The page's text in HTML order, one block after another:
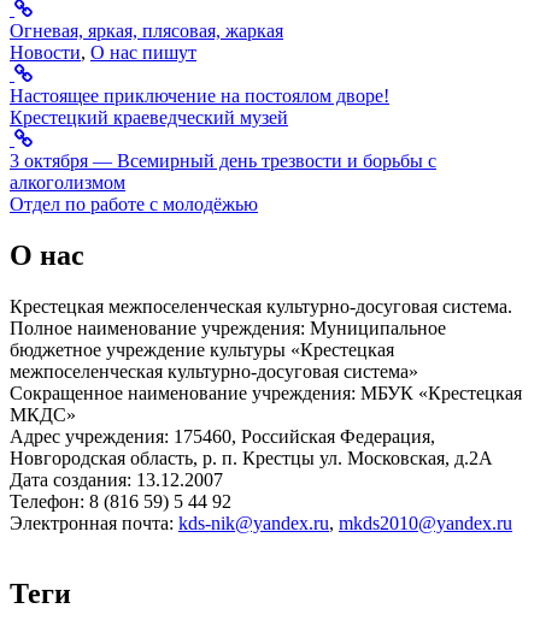
Огневая, яркая, плясовая, жаркая
Новости, О нас пишут
Настоящее приключение на постоялом дворе!
Крестецкий краеведческий музей
3 октября — Всемирный день трезвости и борьбы с
алкоголизмом
Отдел по работе с молодёжью
О нас
Крестецкая межпоселенческая культурно-досуговая система.
Полное наименование учреждения: Муниципальное
бюджетное учреждение культуры «Крестецкая
межпоселенческая культурно-досуговая система»
Сокращенное наименование учреждения: МБУК «Крестецкая
МКДС»
Адрес учреждения: 175460, Российская Федерация,
Новгородская область, р. п. Крестцы ул. Московская, д.2А
Дата создания: 13.12.2007
Телефон: 8 (816 59) 5 44 92
Электронная почта: kds-nik@yandex.ru, mkds2010@yandex.ru
Теги